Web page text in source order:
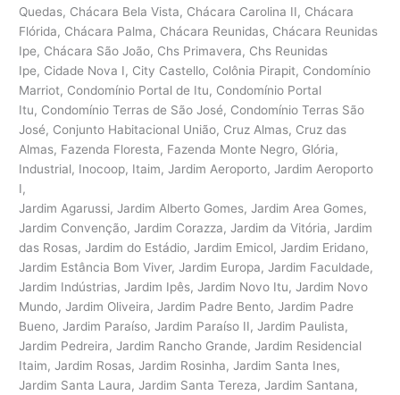
Quedas, Chácara Bela Vista, Chácara Carolina II, Chácara
Flórida, Chácara Palma, Chácara Reunidas, Chácara Reunidas
Ipe, Chácara São João, Chs Primavera, Chs Reunidas
Ipe, Cidade Nova I, City Castello, Colônia Pirapit, Condomínio
Marriot, Condomínio Portal de Itu, Condomínio Portal
Itu, Condomínio Terras de São José, Condomínio Terras São
José, Conjunto Habitacional União, Cruz Almas, Cruz das
Almas, Fazenda Floresta, Fazenda Monte Negro, Glória,
Industrial, Inocoop, Itaim, Jardim Aeroporto, Jardim Aeroporto
I,
Jardim Agarussi, Jardim Alberto Gomes, Jardim Area Gomes,
Jardim Convenção, Jardim Corazza, Jardim da Vitória, Jardim
das Rosas, Jardim do Estádio, Jardim Emicol, Jardim Eridano,
Jardim Estância Bom Viver, Jardim Europa, Jardim Faculdade,
Jardim Indústrias, Jardim Ipês, Jardim Novo Itu, Jardim Novo
Mundo, Jardim Oliveira, Jardim Padre Bento, Jardim Padre
Bueno, Jardim Paraíso, Jardim Paraíso II, Jardim Paulista,
Jardim Pedreira, Jardim Rancho Grande, Jardim Residencial
Itaim, Jardim Rosas, Jardim Rosinha, Jardim Santa Ines,
Jardim Santa Laura, Jardim Santa Tereza, Jardim Santana,